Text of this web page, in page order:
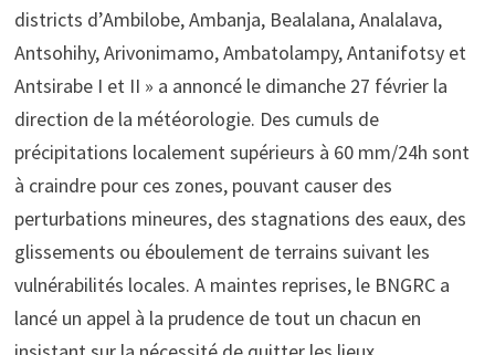
districts d’Ambilobe, Ambanja, Bealalana, Analalava,
Antsohihy, Arivonimamo, Ambatolampy, Antanifotsy et
Antsirabe I et II » a annoncé le dimanche 27 février la
direction de la météorologie. Des cumuls de
précipitations localement supérieurs à 60 mm/24h sont
à craindre pour ces zones, pouvant causer des
perturbations mineures, des stagnations des eaux, des
glissements ou éboulement de terrains suivant les
vulnérabilités locales. A maintes reprises, le BNGRC a
lancé un appel à la prudence de tout un chacun en